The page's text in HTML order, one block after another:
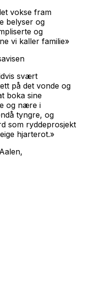
vokse fram
belyser og
og
vi kaller familie»
svært
på det vonde og
boka sine
og nære i
tyngre, og
som ryddeprosjekt
hjarterot.»